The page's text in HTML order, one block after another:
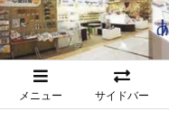
メニュー サイドバー